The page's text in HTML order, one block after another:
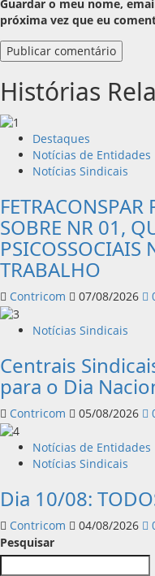
Guardar o meu nome,
próxima vez que eu
Histórias
Destaques
Notícias de Entidades
Notícias Sindicais
FETRACONSPAR
SOBRE NR 01,
PSICOSSOCIAIS
TRABALHO
Contricom 07/08/2026
Notícias Sindicais
Centrais
para o Dia
Contricom 05/08/2026
Notícias de Entidades
Notícias Sindicais
Dia 10/08:
Contricom 04/08/2026
Pesquisar